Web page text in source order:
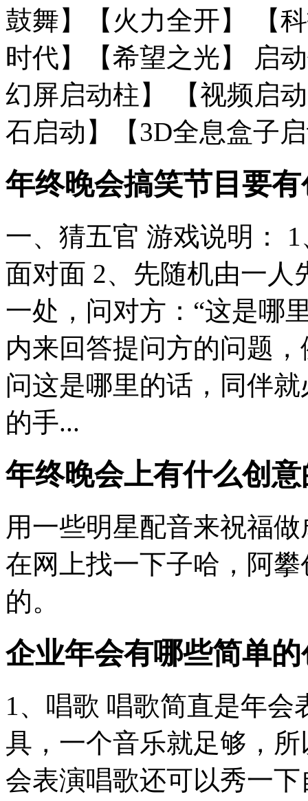
鼓舞】【火力全开】 【
时代】【希望之光】 启
幻屏启动柱】 【视频启
石启动】【3D全息盒子
年终晚会搞笑节目要
一、猜五官 游戏说明： 1
面对面 2、先随机由一人
一处，问对方：“这是哪
内来回答提问方的问题
问这是哪里的话，同伴
的手...
年终晚会上有什么创
用一些明星配音来祝福
在网上找一下子哈，阿
的。
企业年会有哪些简单
1、唱歌 唱歌简直是年
具，一个音乐就足够，
会表演唱歌还可以秀一